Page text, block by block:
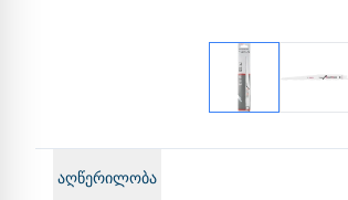
აღწერილობა